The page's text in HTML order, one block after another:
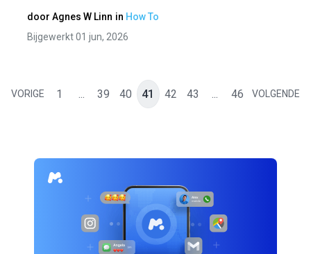
door Agnes W Linn in How To
Bijgewerkt 01 jun, 2026
VORIGE 1 ... 39 40 41 42 43 ... 46 VOLGENDE